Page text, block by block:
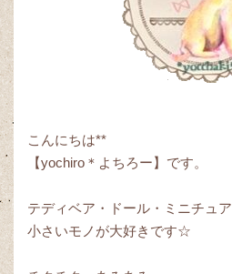
こんにちは**
【yochiro＊よちろー】です。
テディベア・ドール・ミニチュア
小さいモノが大好きです☆